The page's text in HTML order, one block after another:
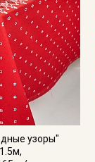
узоры"